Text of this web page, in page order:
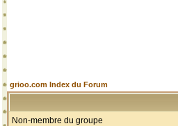
grioo.com Index du Forum
Non-membre du groupe